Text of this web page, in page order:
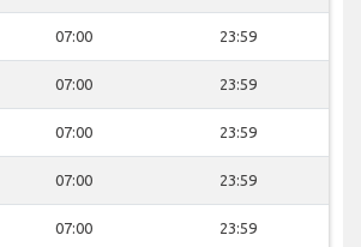
07:00 23:59
07:00 23:59
07:00 23:59
07:00 23:59
07:00 23:59